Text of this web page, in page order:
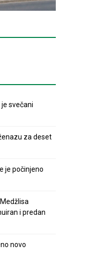
svečani
za deset
je počinjeno
i predan
novo